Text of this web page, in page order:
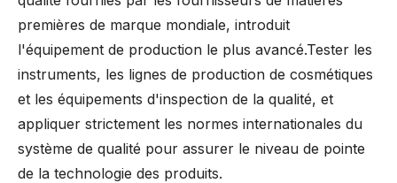
premières de marque mondiale, introduit
l'équipement de production le plus avancé.Tester les
instruments, les lignes de production de cosmétiques
et les équipements d'inspection de la qualité, et
appliquer strictement les normes internationales du
système de qualité pour assurer le niveau de pointe
de la technologie des produits.